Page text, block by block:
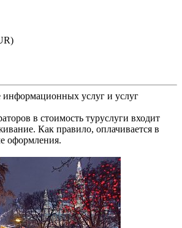
информационных услуг и услуг
в стоимость туруслуги входит
Как правило, оплачивается в
оформления.